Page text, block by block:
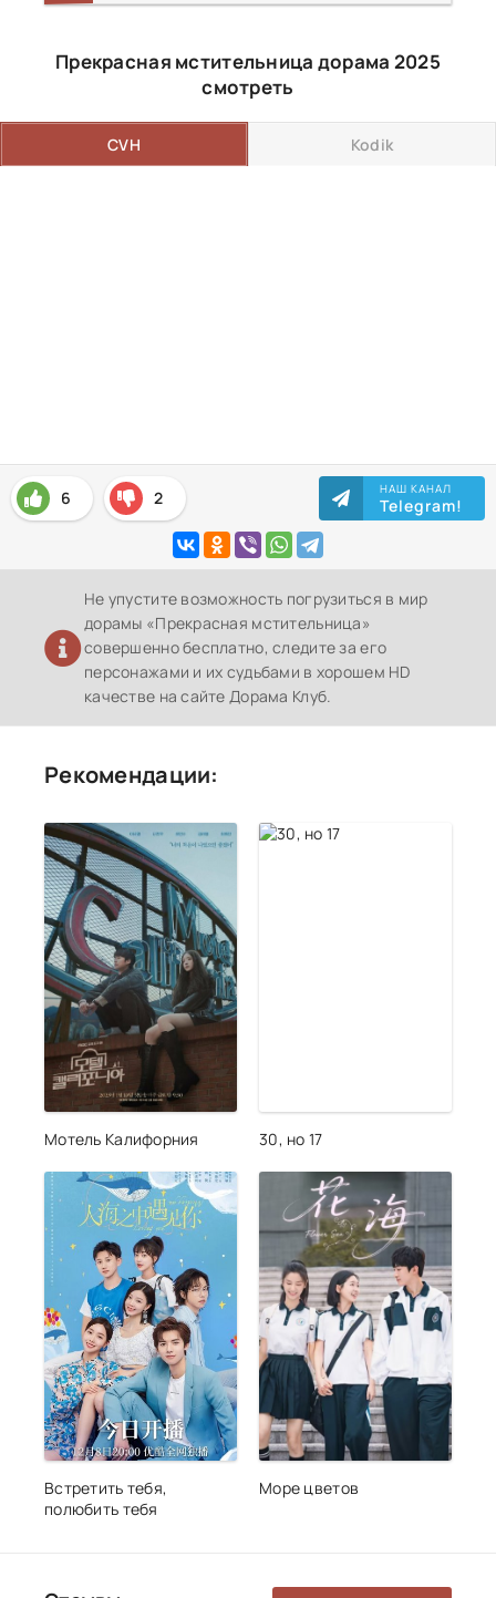
Прекрасная мстительница дорама 2025
смотреть
CVH Kodik
6 2 НАШ КАНАЛ
Telegram!
Не упустите возможность погрузиться в мир
дорамы «Прекрасная мстительница»
совершенно бесплатно, следите за его
персонажами и их судьбами в хорошем HD
качестве на сайте Дорама Клуб.
Рекомендации:
Мотель Калифорния 30, но 17
Встретить тебя,
полюбить тебя
Море цветов